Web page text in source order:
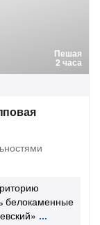
Пешая
2 часа
белокаменные